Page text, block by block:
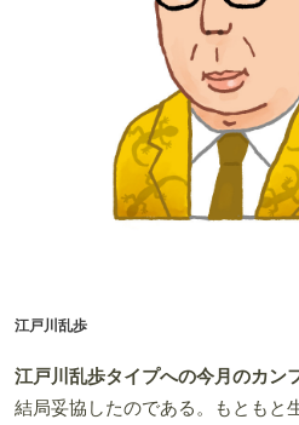
江戸川乱歩
江戸川乱歩タイプへの今月のカン
結局妥協したのである。もともと